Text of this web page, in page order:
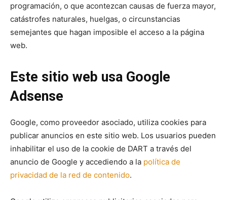
programación, o que acontezcan causas de fuerza mayor,
catástrofes naturales, huelgas, o circunstancias
semejantes que hagan imposible el acceso a la página
web.
Este sitio web usa Google
Adsense
Google, como proveedor asociado, utiliza cookies para
publicar anuncios en este sitio web. Los usuarios pueden
inhabilitar el uso de la cookie de DART a través del
anuncio de Google y accediendo a la política de
privacidad de la red de contenido.